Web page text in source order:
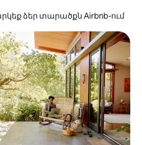
ձեր տարածքն Airbnb-ում